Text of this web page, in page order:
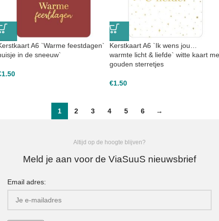
A6 `Warme feestdagen`
in de sneeuw`
1.50
Kerstkaart A6 `Ik wens jou…
warmte licht & liefde` witte kaart
gouden sterretjes
€1.50
1 2 3 4 5 6 →
Altijd op de hoogte blijven?
Meld je aan voor de ViaSuuS nieuwsbrief
Email adres: